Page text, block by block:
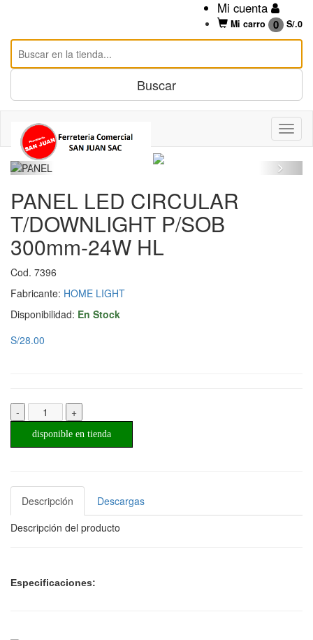
Mi cuenta
Mi carro 0 S/.0
PANEL LED CIRCULAR
T/DOWNLIGHT P/SOB
300mm-24W HL
Cod. 7396
Fabricante: HOME LIGHT
Disponibilidad: En Stock
S/28.00
- +
disponible en tienda
Descripción
Descargas
Descripción del producto
Especificaciones: